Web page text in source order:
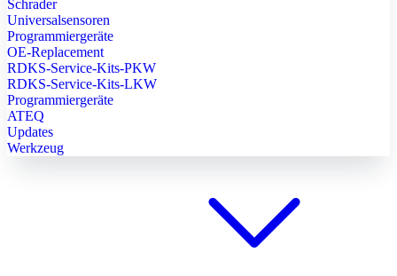
Schrader
Universalsensoren
Programmiergeräte
OE-Replacement
RDKS-Service-Kits-PKW
RDKS-Service-Kits-LKW
Programmiergeräte
ATEQ
Updates
Werkzeug